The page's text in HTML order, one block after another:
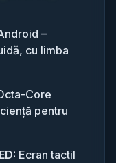
–
cu limba
Core
pentru
Ecran tactil